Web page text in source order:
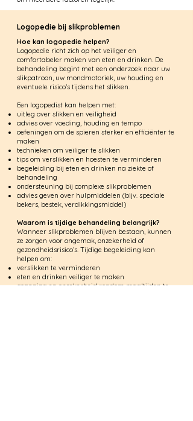
Logopedie bij slikproblemen
Hoe kan logopedie helpen?
Logopedie richt zich op het veiliger en
comfortabeler maken van eten en drinken. De
behandeling begint met een onderzoek naar uw
slikpatroon, uw mondmotoriek, uw houding en
eventuele risico’s tijdens het slikken.
Een logopedist kan helpen met:
uitleg over slikken en veiligheid
advies over voeding, houding en tempo
oefeningen om de spieren sterker en efficiënter te
maken
technieken om veiliger te slikken
tips om verslikken en hoesten te verminderen
begeleiding bij eten en drinken na ziekte of
behandeling
ondersteuning bij complexe slikproblemen
advies geven over hulpmiddelen (bijv. speciale
bekers, bestek, verdikkingsmiddel)
Waarom is tijdige behandeling belangrijk?
Wanneer slikproblemen blijven bestaan, kunnen
ze zorgen voor ongemak, onzekerheid of
gezondheidsrisico’s. Tijdige begeleiding kan
helpen om:
verslikken te verminderen
eten en drinken veiliger te maken
spanning en onzekerheid rondom maaltijden te